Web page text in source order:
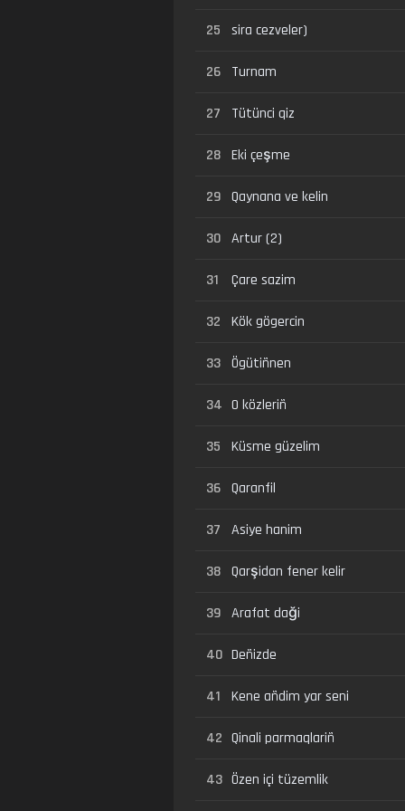
25 sira cezveler)
26 Turnam
27 Tütünci qiz
28 Eki çeşme
29 Qaynana ve kelin
30 Artur (2)
31 Çare sazim
32 Kök gögercin
33 Ögütiñnen
34 O közleriñ
35 Küsme güzelim
36 Qaranfil
37 Asiye hanim
38 Qarşidan fener kelir
39 Arafat daği
40 Deñizde
41 Kene añdim yar seni
42 Qinali parmaqlariñ
43 Özen içi tüzemlik